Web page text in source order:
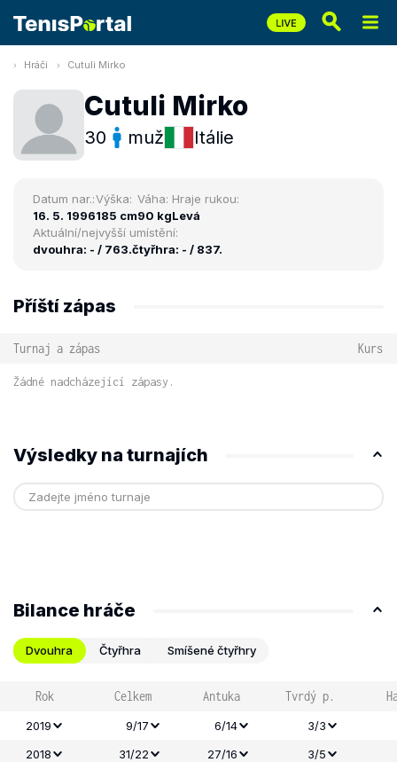
Hráči Cutuli Mirko
Cutuli Mirko
30 muž Itálie
Datum nar.:
16. 5. 1996
Výška:
185 cm
Váha:
90 kg
Hraje rukou:
Levá
Aktuální/nejvyšší umístění:
dvouhra: - / 763.čtyřhra: - / 837.
Příští zápas
Turnaj a zápas Kurs
Žádné nadcházející zápasy.
Výsledky na turnajích
Bilance hráče
Dvouhra Čtyřhra Smíšené čtyřhry
Rok Celkem Antuka Tvrdý p.
2019 9/17 6/14
3/3
2018
31/22 27/16
3/5